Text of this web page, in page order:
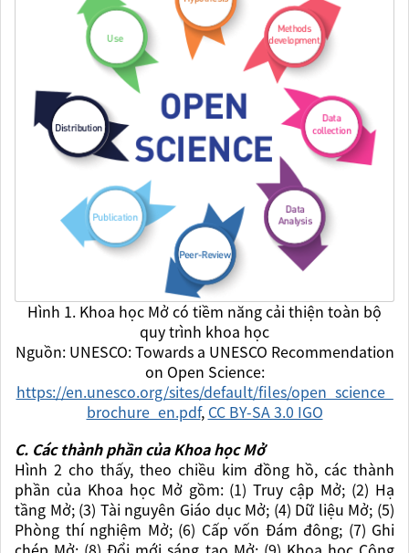
Hình 1. Khoa học Mở có tiềm năng cải thiện toàn bộ
quy trình khoa học
Nguồn: UNESCO: Towards a UNESCO Recommendation
on Open Science:
https://en.unesco.org/sites/default/files/open_science_
brochure_en.pdf, CC BY-SA 3.0 IGO
C. Các thành phần của Khoa học Mở
Hình 2 cho thấy, theo chiều kim đồng hồ, các thành
phần của Khoa học Mở gồm: (1) Truy cập Mở; (2) Hạ
tầng Mở; (3) Tài nguyên Giáo dục Mở; (4) Dữ liệu Mở; (5)
Phòng thí nghiệm Mở; (6) Cấp vốn Đám đông; (7) Ghi